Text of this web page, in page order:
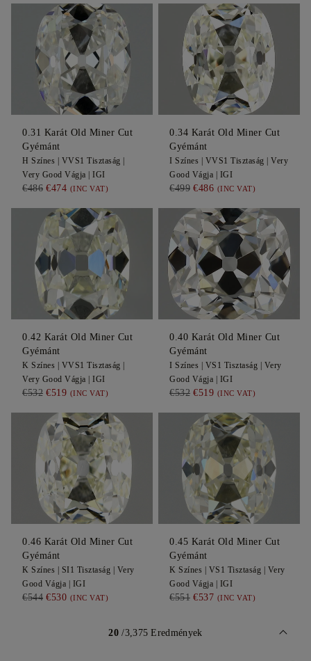
0.31 Karát Old Miner Cut
Gyémánt
H Színes | VVS1 Tisztaság |
Very Good Vágja | IGI
€486 €474 (INC VAT)
0.34 Karát Old Miner Cut
Gyémánt
I Színes | VVS1 Tisztaság | Very
Good Vágja | IGI
€499 €486 (INC VAT)
0.42 Karát Old Miner Cut
Gyémánt
K Színes | VVS1 Tisztaság |
Very Good Vágja | IGI
€532 €519 (INC VAT)
0.40 Karát Old Miner Cut
Gyémánt
I Színes | VS1 Tisztaság | Very
Good Vágja | IGI
€532 €519 (INC VAT)
0.46 Karát Old Miner Cut
Gyémánt
K Színes | SI1 Tisztaság | Very
Good Vágja | IGI
€544 €530 (INC VAT)
0.45 Karát Old Miner Cut
Gyémánt
K Színes | VS1 Tisztaság | Very
Good Vágja | IGI
€551 €537 (INC VAT)
20 /3,375 Eredmények